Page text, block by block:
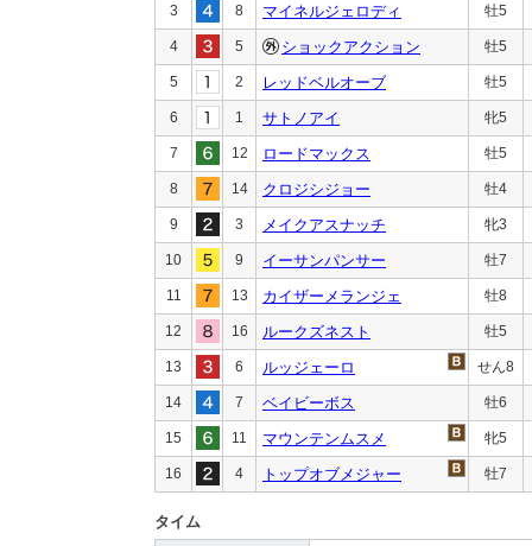
3 8 マイネルジェロディ 牡5
4 5 ショックアクション 牡5
5 2 レッドベルオーブ 牡5
6 1 サトノアイ 牝5
7 12 ロードマックス 牡5
8 14 クロジシジョー 牡4
9 3 メイクアスナッチ 牝3
10 9 イーサンパンサー 牡7
11 13 カイザーメランジェ 牡8
12 16 ルークズネスト 牡5
13 6 ルッジェーロ せん8
14 7 ベイビーボス 牡6
15 11 マウンテンムスメ 牝5
16 4 トップオブメジャー 牡7
タイム